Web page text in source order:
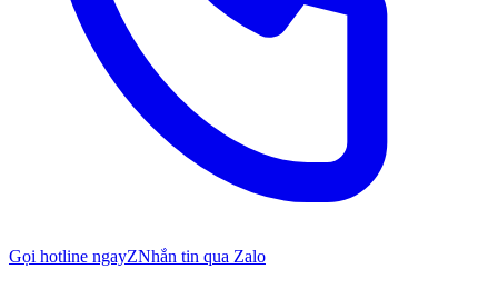
Gọi hotline ngayZNhắn tin qua Zalo